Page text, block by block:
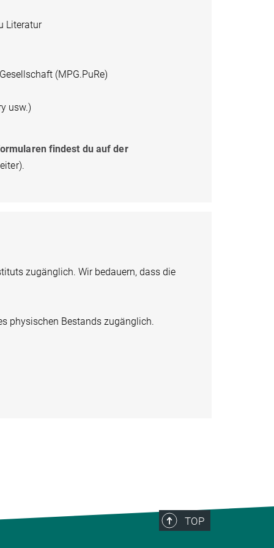
Literatur
(MPG.PuRe)
usw.)
findest du auf der
zugänglich. Wir bedauern, dass die
physischen Bestands zugänglich.
TOP